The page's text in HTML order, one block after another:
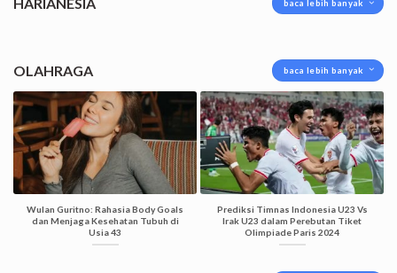
baca lebih banyak
OLAHRAGA baca lebih banyak
Wulan Guritno: Rahasia Body Goals
dan Menjaga Kesehatan Tubuh di
Usia 43
Prediksi Timnas Indonesia U23 Vs
Irak U23 dalam Perebutan Tiket
Olimpiade Paris 2024